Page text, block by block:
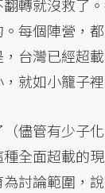
轉就沒救了
每個陣營，
台灣已經超
就如小籠子
儘管有少子
全面超載的
討論範圍，